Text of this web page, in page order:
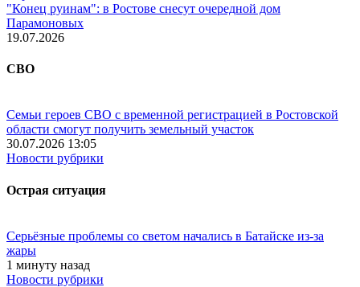
"Конец руинам": в Ростове снесут очередной дом
Парамоновых
19.07.2026
СВО
Семьи героев СВО с временной регистрацией в Ростовской
области смогут получить земельный участок
30.07.2026 13:05
Новости рубрики
Острая ситуация
Серьёзные проблемы со светом начались в Батайске из-за
жары
1 минуту назад
Новости рубрики